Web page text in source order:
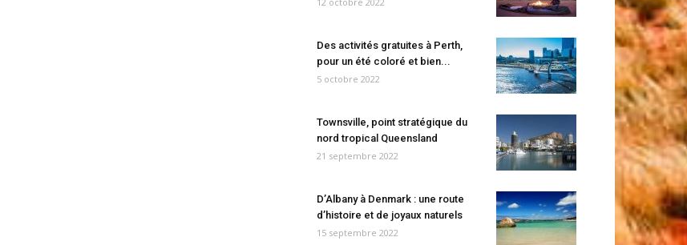
Des activités gratuites à Perth,
pour un été coloré et bien...
5 octobre 2022
Townsville, point stratégique du
nord tropical Queensland
21 septembre 2022
D’Albany à Denmark : une route
d’histoire et de joyaux naturels
15 septembre 2022